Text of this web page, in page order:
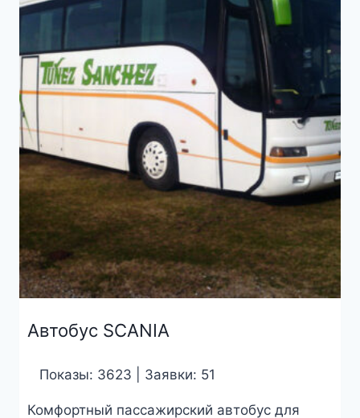
Автобус SCANIA
Показы: 3623 | Заявки: 51
Комфортный пассажирский автобус для